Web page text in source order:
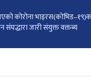
कोरोना
संंघद्धारा जारी संयुक्त वक्तब्य